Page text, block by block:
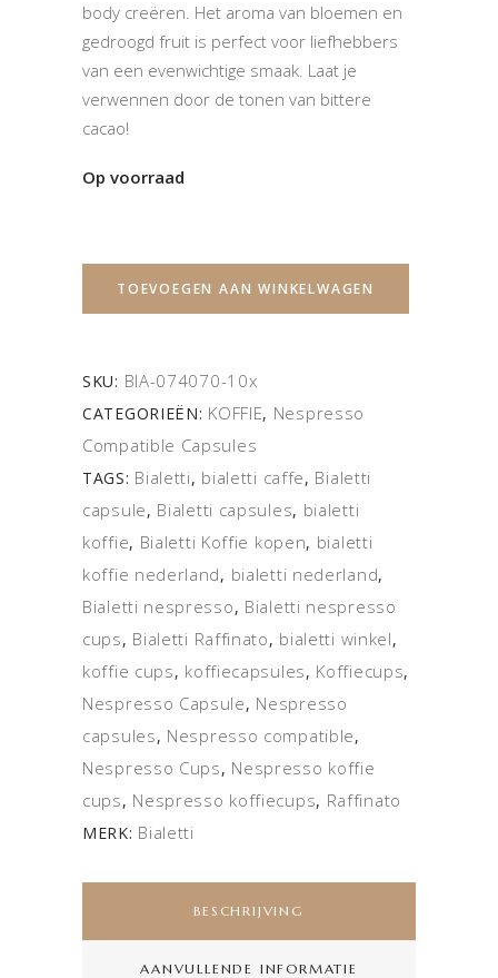
body creëren. Het aroma van bloemen en
gedroogd fruit is perfect voor liefhebbers
van een evenwichtige smaak. Laat je
verwennen door de tonen van bittere
cacao!
Op voorraad
TOEVOEGEN AAN WINKELWAGEN
SKU: BIA-074070-10x
CATEGORIEËN: KOFFIE, Nespresso
Compatible Capsules
TAGS: Bialetti, bialetti caffe, Bialetti
capsule, Bialetti capsules, bialetti
koffie, Bialetti Koffie kopen, bialetti
koffie nederland, bialetti nederland,
Bialetti nespresso, Bialetti nespresso
cups, Bialetti Raffinato, bialetti winkel,
koffie cups, koffiecapsules, Koffiecups,
Nespresso Capsule, Nespresso
capsules, Nespresso compatible,
Nespresso Cups, Nespresso koffie
cups, Nespresso koffiecups, Raffinato
MERK: Bialetti
BESCHRIJVING
AANVULLENDE INFORMATIE